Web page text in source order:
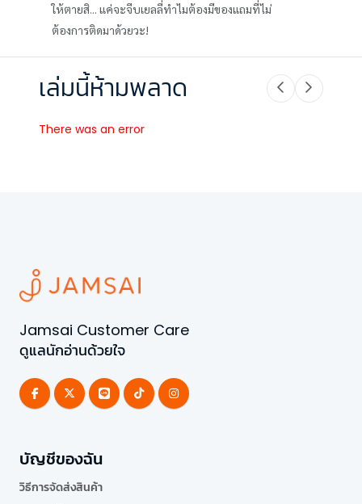
ให้ตายสิ... แค่จะจีบเยลลี่ทำไมต้องมีของแถมที่ไม่
ต้องการติดมาด้วยวะ!
เล่มนี้ห้ามพลาด
There was an error
Jamsai Customer Care
ดูแลนักอ่านด้วยใจ
บัญชีของฉัน
วิธีการจัดส่งสินค้า